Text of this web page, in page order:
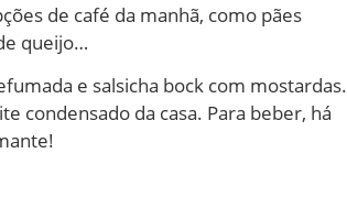
de café da manhã, como pães
queijo…
e salsicha bock com mostardas.
condensado da casa. Para beber, há